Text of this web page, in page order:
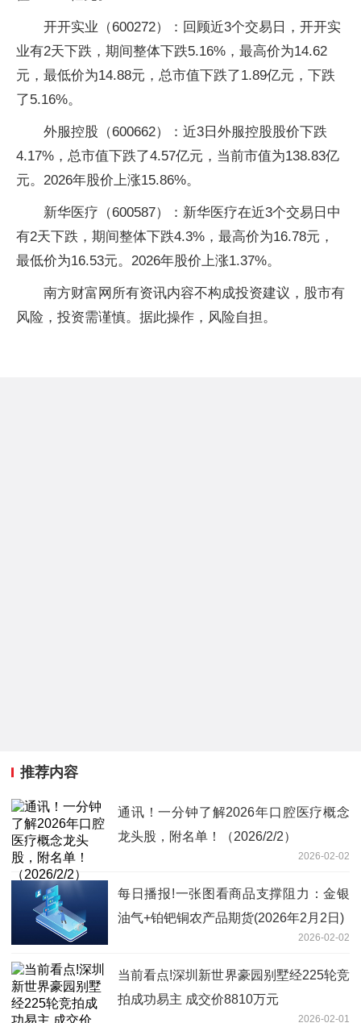
开开实业（600272）：回顾近3个交易日，开开实
业有2天下跌，期间整体下跌5.16%，最高价为14.62
元，最低价为14.88元，总市值下跌了1.89亿元，下跌
了5.16%。
外服控股（600662）：近3日外服控股股价下跌
4.17%，总市值下跌了4.57亿元，当前市值为138.83亿
元。2026年股价上涨15.86%。
新华医疗（600587）：新华医疗在近3个交易日中
有2天下跌，期间整体下跌4.3%，最高价为16.78元，
最低价为16.53元。2026年股价上涨1.37%。
南方财富网所有资讯内容不构成投资建议，股市有
风险，投资需谨慎。据此操作，风险自担。
推荐内容
通讯！一分钟了解2026年口腔医疗概念
龙头股，附名单！（2026/2/2）
2026-02-02
每日播报!一张图看商品支撑阻力：金银
油气+铂钯铜农产品期货(2026年2月2日)
2026-02-02
当前看点!深圳新世界豪园别墅经225轮竞
拍成功易主 成交价8810万元
2026-02-01